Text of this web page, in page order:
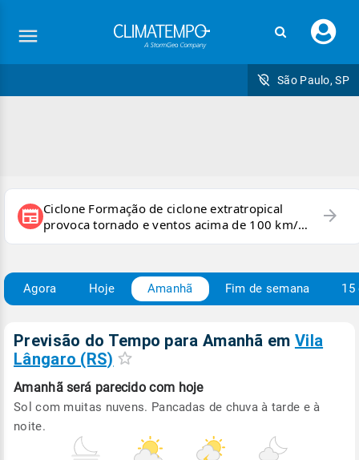
seu
São Paulo, SP
newspaper Ciclone Formação de ciclone extratropical
provoca tornado e ventos acima de 100 km/h
no RS
arrow_forward
Agora Hoje Amanhã Fim de semana 15
Previsão do Tempo para Amanhã em Vila
Lângaro (RS)
Amanhã será parecido com hoje
Sol com muitas nuvens. Pancadas de chuva à tarde e à
noite.